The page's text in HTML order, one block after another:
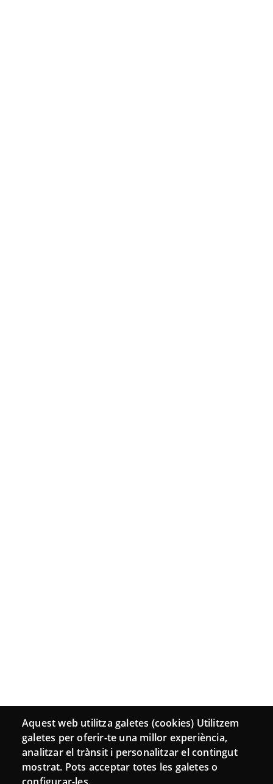
Aquest web utilitza galetes (cookies) Utilitzem
galetes per oferir-te una millor experiència,
analitzar el trànsit i personalitzar el contingut
mostrat. Pots acceptar totes les galetes o